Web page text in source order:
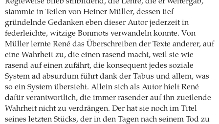
stammte in Teilen von Heiner Müller, dessen tief
gründelnde Gedanken eben dieser Autor jederzeit in
federleichte, witzige Bonmots verwandeln konnte. Von
Müller lernte René das Überschreiben der Texte anderer, auf
eine Wahrheit zu, die einen rasend macht, weil sie wie
rasend auf einen zufährt, die konsequent jedes soziale
System ad absurdum führt dank der Tabus und allem, was
so ein System übersieht. Allein sich als Autor hielt René
dafür verantwortlich, die immer rasender auf ihn zueilende
Wahrheit nicht zu verdrängen. Der hat sie noch im Titel
seines letzten Stücks, der in den Tagen nach seinem Tod zu